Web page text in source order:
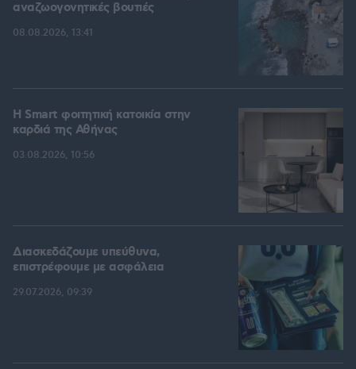
αναζωογονητικές βουτιές
08.08.2026, 13:41
Η Smart φοιτητική κατοικία στην
καρδιά της Αθήνας
03.08.2026, 10:56
Διασκεδάζουμε υπεύθυνα,
επιστρέφουμε με ασφάλεια
29.07.2026, 09:39